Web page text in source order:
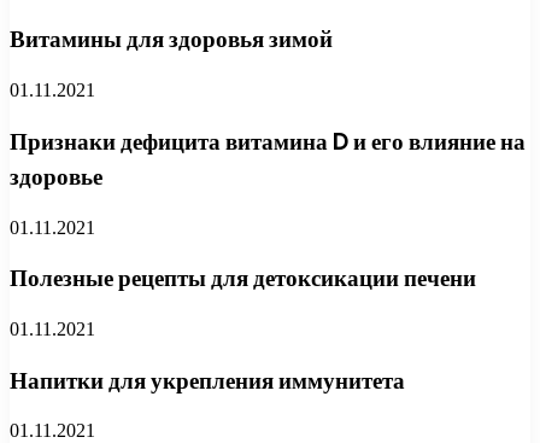
Витамины для здоровья зимой
01.11.2021
Признаки дефицита витамина D и его влияние на
здоровье
01.11.2021
Полезные рецепты для детоксикации печени
01.11.2021
Напитки для укрепления иммунитета
01.11.2021